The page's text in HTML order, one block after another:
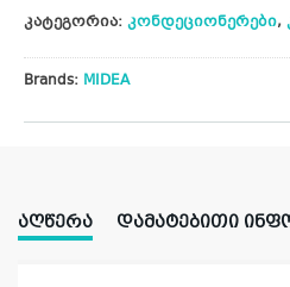
კატეგორია: კონდეციონერები,
Brands: MIDEA
ᲐᲦᲬᲔᲠᲐ ᲓᲐᲛᲐᲢᲔᲑᲘᲗᲘ